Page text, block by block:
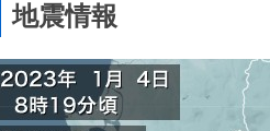
地震情報